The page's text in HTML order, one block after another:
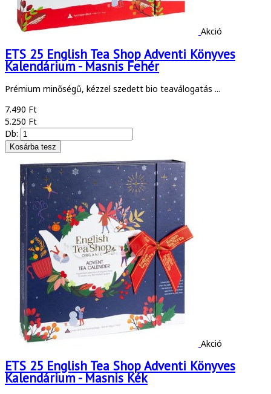
Akció
ETS 25 English Tea Shop Adventi Könyves
Kalendárium - Masnis Fehér
Prémium minőségű, kézzel szedett bio teaválogatás ...
7.490 Ft
5.250 Ft
Db:
Akció
ETS 25 English Tea Shop Adventi Könyves
Kalendárium - Masnis Kék